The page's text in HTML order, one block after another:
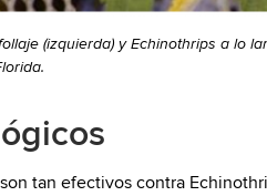
(izquierda) y Echinothrips a lo
tan efectivos contra